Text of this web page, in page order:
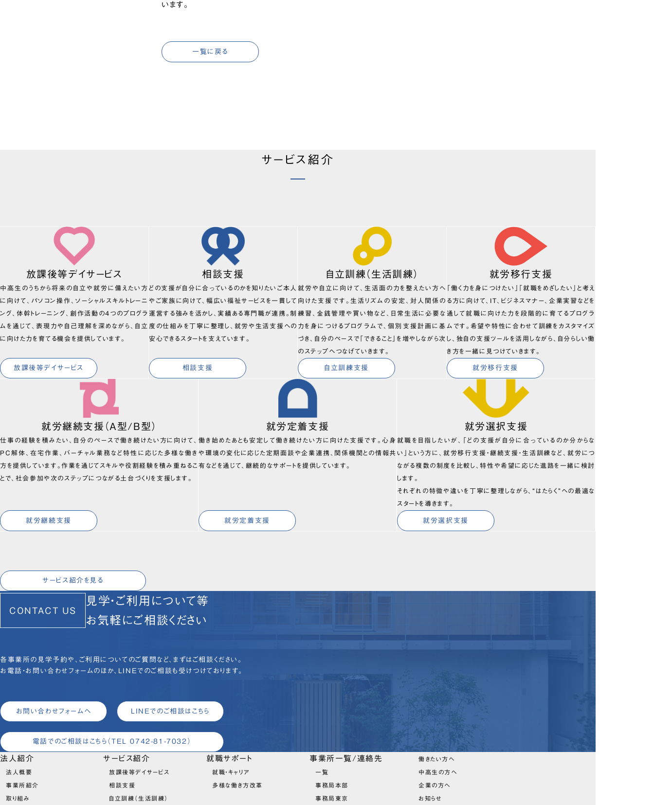
います。
一覧に戻る
サービス紹介
放課後等デイサービス
中高生のうちから将来の自立や就労に備えたい方
に向けて、パソコン操作、ソーシャルスキルトレーニ
ング、体幹トレーニング、創作活動の4つのプログラ
ムを通じて、表現力や自己理解を深めながら、自立
に向けた力を育てる機会を提供しています。
放課後等デイサービス
相談支援
どの支援が自分に合っているのかを知りたいご本人
やご家族に向けて、幅広い福祉サービスを一貫して
運営する強みを活かし、実績ある専門職が連携。制
度の仕組みを丁寧に整理し、就労や生活支援への
安心できるスタートを支えています。
相談支援
自立訓練（生活訓練）
就労や自立に向けて、生活面の力を整えたい方へ
向けた支援です。生活リズムの安定、対人関係の
練習、金銭管理や買い物など、日常生活に必要な
力を身につけるプログラムで、個別支援計画に基
づき、自分のペースで「できること」を増やしながら次
のステップへつなげていきます。
自立訓練支援
就労移行支援
「働く力を身につけたい」「就職をめざしたい」と考え
る方に向けて、IT、ビジネスマナー、企業実習などを
通して就職に向けた力を段階的に育てるプログラ
ムです。希望や特性に合わせて訓練をカスタマイズ
し、独自の支援ツールを活用しながら、自分らしい働
き方を一緒に見つけていきます。
就労移行支援
就労継続支援（A型/B型）
仕事の経験を積みたい、自分のペースで働き続けたい方に向けて、
PC解体、在宅作業、バーチャル業務など特性に応じた多様な働き
方を提供しています。作業を通じてスキルや役割経験を積み重ねるこ
とで、社会参加や次のステップにつながる土台づくりを支援します。
就労継続支援
就労定着支援
働き始めたあとも安定して働き続けたい方に向けた支援です。心身
や環境の変化に応じた定期面談や企業連携、関係機関との情報共
有などを通じて、継続的なサポートを提供しています。
就労定着支援
就労選択支援
就職を目指したいが、「どの支援が自分に合っているのか分からな
い」という方に、就労移行支援・継続支援・生活訓練など、就労につ
ながる複数の制度を比較し、特性や希望に応じた進路を一緒に検討
します。
それぞれの特徴や違いを丁寧に整理しながら、“はたらく”への最適な
スタートを導きます。
就労選択支援
サービス紹介を見る
CONTACT US
見学・ご利用について等
お気軽にご相談ください
各事業所の見学予約や、ご利用についてのご質問など、まずはご相談ください。
お電話・お問い合わせフォームのほか、LINEでのご相談も受けつけております。
お問い合わせフォームへ LINEでのご相談はこちら
電話でのご相談はこちら （TEL 0742-81-7032）
法人紹介
法人概要
事業所紹介
取り組み
サービス紹介
放課後等デイサービス
相談支援
自立訓練（生活訓練）
就職サポート
就職・キャリア
多様な働き方改革
事業所一覧/連絡先
一覧
事務局本部
事務局東京
働きたい方へ
中高生の方へ
企業の方へ
お知らせ